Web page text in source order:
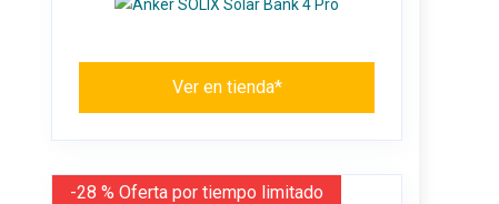
Ver en tienda*
-28 % Oferta por tiempo limitado